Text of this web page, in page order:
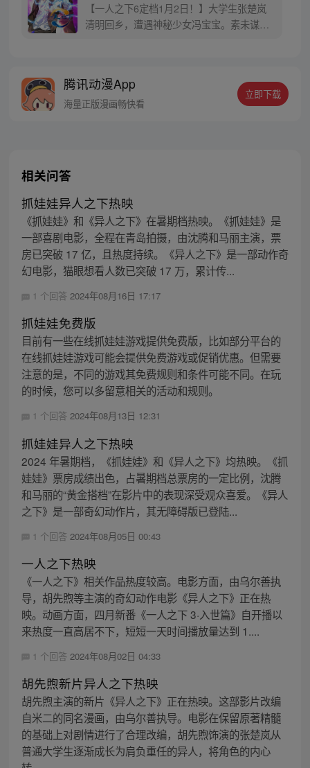
【一人之下6定档1月2日！】大学生张楚岚
清明回乡，遭遇神秘少女冯宝宝。素未谋面
密，张楚岚的生活被彻底颠覆，与冯宝宝一
同踏上“异人”之旅。
腾讯动漫App
海量正版漫画畅快看
立即下载
相关问答
抓娃娃异人之下热映
《抓娃娃》和《异人之下》在暑期档热映。《抓娃娃》是
一部喜剧电影，全程在青岛拍摄，由沈腾和马丽主演，票
房已突破 17 亿，且热度持续。《异人之下》是一部动作奇
幻电影，猫眼想看人数已突破 17 万，累计传...
1 个回答 2024年08月16日 17:17
抓娃娃免费版
目前有一些在线抓娃娃游戏提供免费版，比如部分平台的
在线抓娃娃游戏可能会提供免费游戏或促销优惠。但需要
注意的是，不同的游戏其免费规则和条件可能不同。在玩
的时候，您可以多留意相关的活动和规则。
1 个回答 2024年08月13日 12:31
抓娃娃异人之下热映
2024 年暑期档，《抓娃娃》和《异人之下》均热映。《抓
娃娃》票房成绩出色，占暑期档总票房的一定比例，沈腾
和马丽的“黄金搭档”在影片中的表现深受观众喜爱。《异人
之下》是一部奇幻动作片，其无障碍版已登陆...
1 个回答 2024年08月05日 00:43
一人之下热映
《一人之下》相关作品热度较高。电影方面，由乌尔善执
导，胡先煦等主演的奇幻动作电影《异人之下》正在热
映。动画方面，四月新番《一人之下 3·入世篇》自开播以
来热度一直高居不下，短短一天时间播放量达到 1....
1 个回答 2024年08月02日 04:33
胡先煦新片异人之下热映
胡先煦主演的新片《异人之下》正在热映。这部影片改编
自米二的同名漫画，由乌尔善执导。电影在保留原著精髓
的基础上对剧情进行了合理改编，胡先煦饰演的张楚岚从
普通大学生逐渐成长为肩负重任的异人，将角色的内心